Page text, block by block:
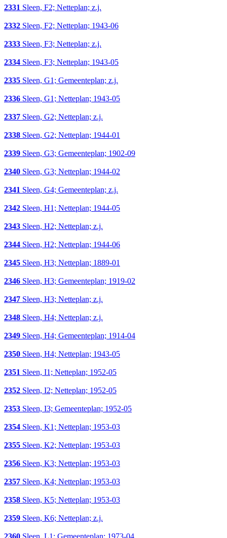
2331 Sleen, F2; Netteplan; z.j.
2332 Sleen, F2; Netteplan; 1943-06
2333 Sleen, F3; Netteplan; z.j.
2334 Sleen, F3; Netteplan; 1943-05
2335 Sleen, G1; Gemeenteplan; z.j.
2336 Sleen, G1; Netteplan; 1943-05
2337 Sleen, G2; Netteplan; z.j.
2338 Sleen, G2; Netteplan; 1944-01
2339 Sleen, G3; Gemeenteplan; 1902-09
2340 Sleen, G3; Netteplan; 1944-02
2341 Sleen, G4; Gemeenteplan; z.j.
2342 Sleen, H1; Netteplan; 1944-05
2343 Sleen, H2; Netteplan; z.j.
2344 Sleen, H2; Netteplan; 1944-06
2345 Sleen, H3; Netteplan; 1889-01
2346 Sleen, H3; Gemeenteplan; 1919-02
2347 Sleen, H3; Netteplan; z.j.
2348 Sleen, H4; Netteplan; z.j.
2349 Sleen, H4; Gemeenteplan; 1914-04
2350 Sleen, H4; Netteplan; 1943-05
2351 Sleen, I1; Netteplan; 1952-05
2352 Sleen, I2; Netteplan; 1952-05
2353 Sleen, I3; Gemeenteplan; 1952-05
2354 Sleen, K1; Netteplan; 1953-03
2355 Sleen, K2; Netteplan; 1953-03
2356 Sleen, K3; Netteplan; 1953-03
2357 Sleen, K4; Netteplan; 1953-03
2358 Sleen, K5; Netteplan; 1953-03
2359 Sleen, K6; Netteplan; z.j.